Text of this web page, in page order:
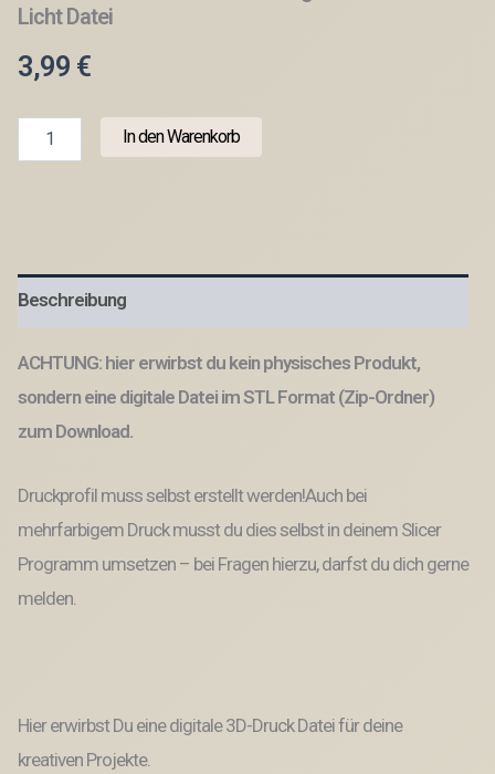
Licht Datei
3,99 €
Teelichthalter
Sterne
3D-
Druck
Teelicht
Datei
Menge
In den Warenkorb
Beschreibung
ACHTUNG: hier erwirbst du kein physisches Produkt,
sondern eine digitale Datei im STL Format (Zip-Ordner)
zum Download.
Druckprofil muss selbst erstellt werden!Auch bei
mehrfarbigem Druck musst du dies selbst in deinem Slicer
Programm umsetzen – bei Fragen hierzu, darfst du dich gerne
melden.
Hier erwirbst Du eine digitale 3D-Druck Datei für deine
kreativen Projekte.